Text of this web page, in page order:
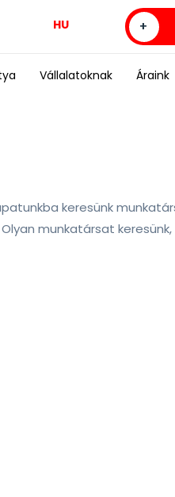
HU +
Vállalatoknak Áraink
keresünk
munkatársat keresünk,